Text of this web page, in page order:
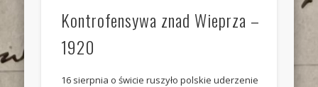
Kontrofensywa znad Wieprza –
1920
16 sierpnia o świcie ruszyło polskie uderzenie